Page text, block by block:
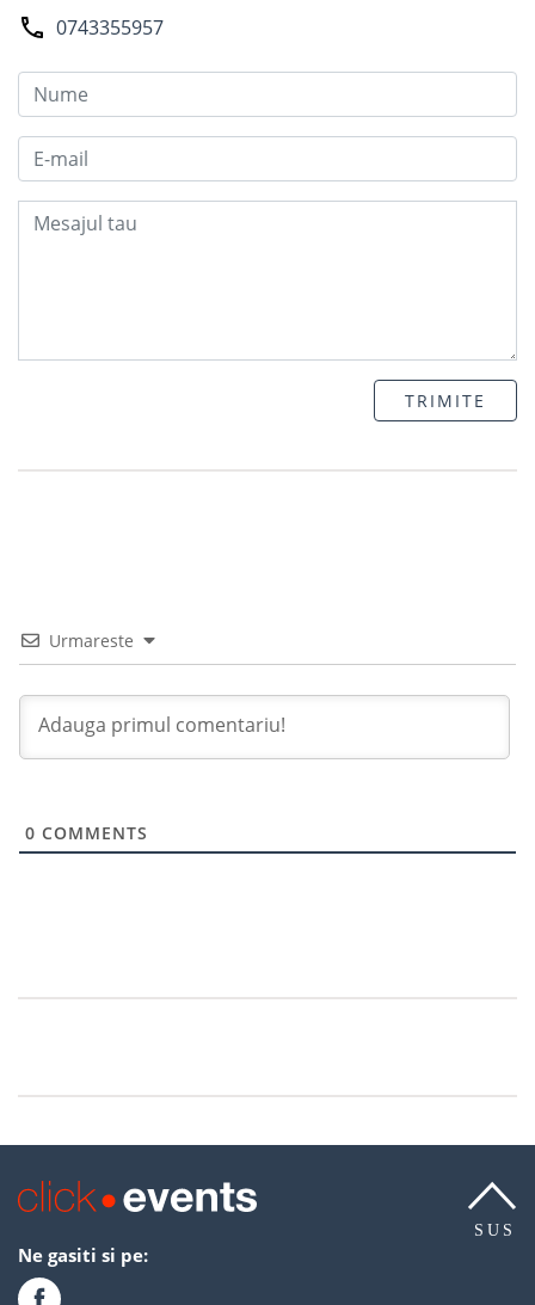
0743355957
TRIMITE
Urmareste
0 COMMENTS
SUS
Ne gasiti si pe: